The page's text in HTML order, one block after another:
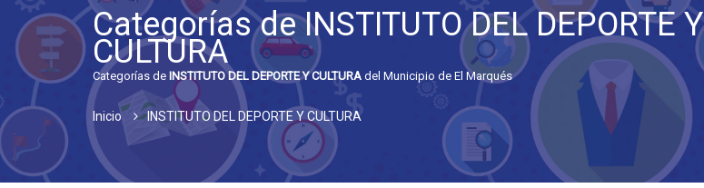
Categorías de INSTITUTO DEL DEPORTE Y
CULTURA
Categorías de INSTITUTO DEL DEPORTE Y CULTURA del Municipio de El Marqués
Inicio INSTITUTO DEL DEPORTE Y CULTURA